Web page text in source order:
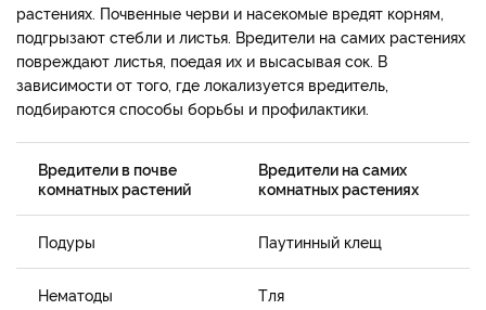
растениях. Почвенные черви и насекомые вредят корням,
подгрызают стебли и листья. Вредители на самих растениях
повреждают листья, поедая их и высасывая сок. В
зависимости от того, где локализуется вредитель,
подбираются способы борьбы и профилактики.
Вредители в почве
комнатных растений
Вредители на самих
комнатных растениях
Подуры Паутинный клещ
Нематоды Тля